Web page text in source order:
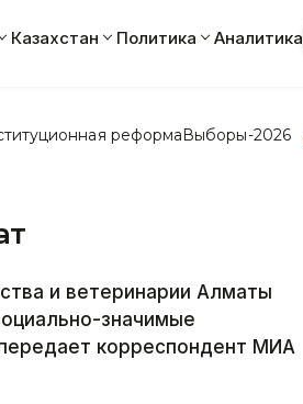
Казахстан Политика Аналитика
реформаВыборы-2026
и ветеринарии Алматы
значимые
корреспондент МИА